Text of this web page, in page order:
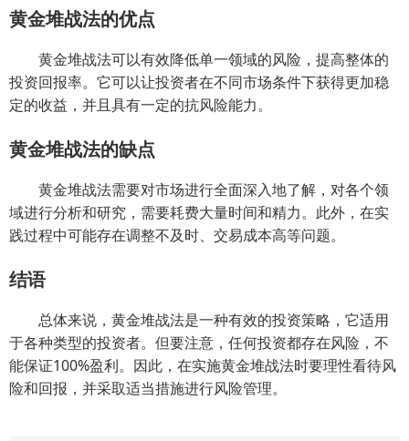
黄金堆战法的优点
黄金堆战法可以有效降低单一领域的风险，提高整体的
投资回报率。它可以让投资者在不同市场条件下获得更加稳
定的收益，并且具有一定的抗风险能力。
黄金堆战法的缺点
黄金堆战法需要对市场进行全面深入地了解，对各个领
域进行分析和研究，需要耗费大量时间和精力。此外，在实
践过程中可能存在调整不及时、交易成本高等问题。
结语
总体来说，黄金堆战法是一种有效的投资策略，它适用
于各种类型的投资者。但要注意，任何投资都存在风险，不
能保证100%盈利。因此，在实施黄金堆战法时要理性看待风
险和回报，并采取适当措施进行风险管理。